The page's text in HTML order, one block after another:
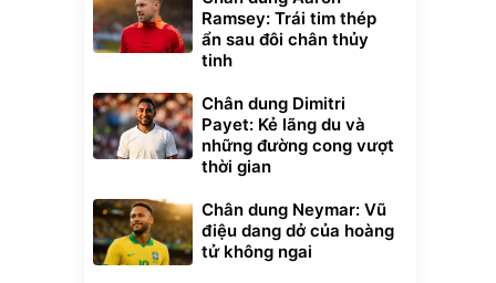
Unmute
Vali Bamozo
9066 Size
20/24/28 Cao Cấp
1.000.000đ
825.000đ
Flash Sale
Lót ghế ôtô, nâng
lưng chống nóng
giúp thoải mái
trong di chuyển
295.000đ
Ramsey: Trái tim thép
ẩn sau đôi chân thủy
tinh
Chân dung Dimitri
Payet: Kẻ lãng du và
những đường cong vượt
thời gian
Chân dung Neymar: Vũ
điệu dang dở của hoàng
tử không ngai